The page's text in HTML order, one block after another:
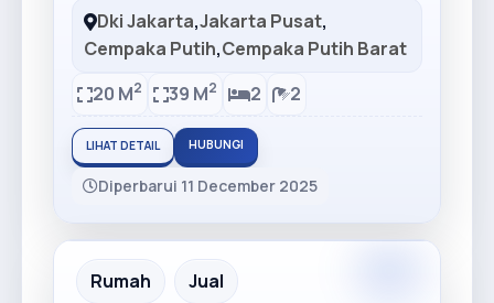
Dki Jakarta,Jakarta Pusat,
Cempaka Putih,Cempaka Putih Barat
20 M2 39 M2 2 2
LIHAT DETAIL HUBUNGI
Diperbarui 11 December 2025
Recommended
Rumah Jual